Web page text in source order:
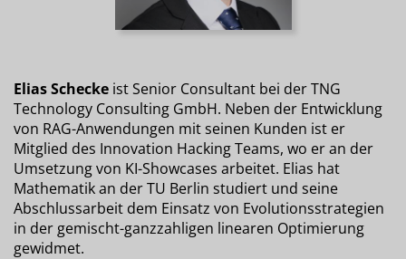
Elias Schecke ist Senior Consultant bei der TNG
Technology Consulting GmbH. Neben der Entwicklung
von RAG-Anwendungen mit seinen Kunden ist er
Mitglied des Innovation Hacking Teams, wo er an der
Umsetzung von KI-Showcases arbeitet. Elias hat
Mathematik an der TU Berlin studiert und seine
Abschlussarbeit dem Einsatz von Evolutionsstrategien
in der gemischt-ganzzahligen linearen Optimierung
gewidmet.